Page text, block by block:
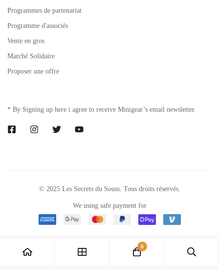
Programmes de partenariat
Programme d'associés
Vente en gros
Marché Solidaire
Proposer une offre
* By Signing up here i agree to receive Minigear’s email newsletter.
© 2025 Les Secrets du Souss. Tous droits réservés.
We using safe payment for
0